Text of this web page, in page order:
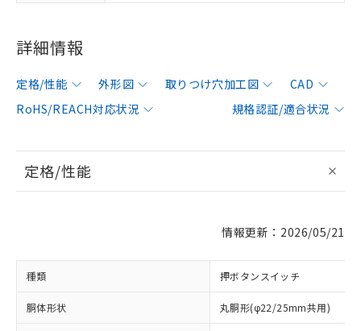
詳細情報
定格/性能 外形図 取りつけ穴加工図
CAD
RoHS/REACH対応状況
規格認証/適合状況
定格/性能
情報更新：2026/05/21
種類 押ボタンスイッチ
胴体形状 丸胴形(φ22/25mm共用)